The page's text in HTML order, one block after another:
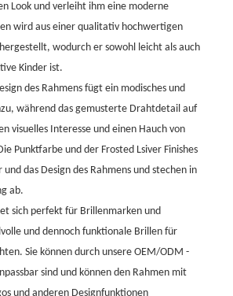
Look und verleiht ihm eine moderne
wird aus einer qualitativ hochwertigen
wodurch er sowohl leicht als auch
Kinder ist.
des Rahmens fügt ein modisches und
während das gemusterte Drahtdetail auf
visuelles Interesse und einen Hauch von
Punktfarbe und der Frosted Lsiver Finishes
das Design des Rahmens und stechen in
ab.
sich perfekt für Brillenmarken und
und dennoch funktionale Brillen für
Sie können durch unsere OEM/ODM -
sind und können den Rahmen mit
und anderen Designfunktionen